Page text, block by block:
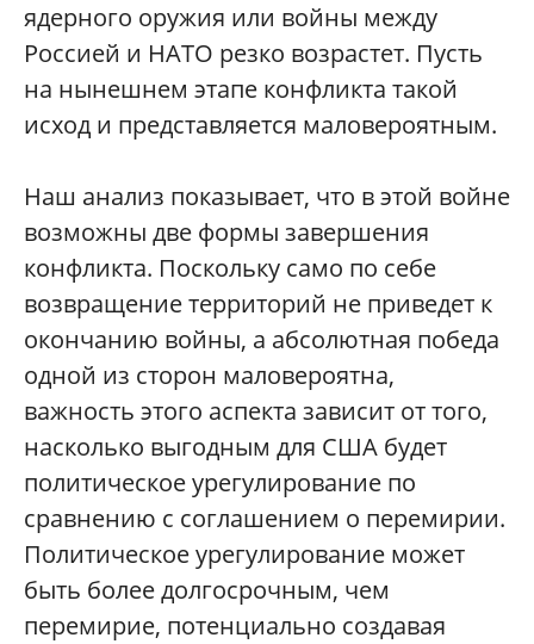
ядерного оружия или войны между
Россией и НАТО резко возрастет. Пусть
на нынешнем этапе конфликта такой
исход и представляется маловероятным.
Наш анализ показывает, что в этой войне
возможны две формы завершения
конфликта. Поскольку само по себе
возвращение территорий не приведет к
окончанию войны, а абсолютная победа
одной из сторон маловероятна,
важность этого аспекта зависит от того,
насколько выгодным для США будет
политическое урегулирование по
сравнению с соглашением о перемирии.
Политическое урегулирование может
быть более долгосрочным, чем
перемирие, потенциально создавая